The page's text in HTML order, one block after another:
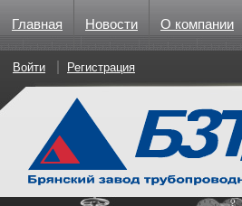
Войти Регистрация
Главная Новости О компании